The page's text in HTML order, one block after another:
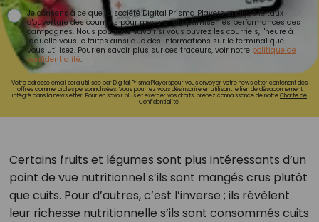
Je consens à ce que la société Digital Prisma Players analyse le taux
d'ouverture des courriels pour mesurer et optimiser les performances des
campagnes. Nous pourrons savoir si vous ouvrez les courriels, l'heure à
laquelle vous le faites ainsi que des informations sur le terminal que
vous utilisez. Pour en savoir plus sur ces traceurs, voir notre politique de
confidentialité.
Votre adresse email sera utilisée par Digital Prisma Playerspour vous envoyer votre newsletter contenant des
offres commerciales personnalisées. Vous pourrez vous désinscrire en utilisant le lien de désabonnement
intégré dans la newsletter. Pour en savoir plus et exercer vos droits, prenez connaissance de notreCharte de
Confidentialité.
Certains fruits et légumes sont plus intéressants d’un
point de vue nutritionnel s’ils sont mangés crus plutôt
que cuits. Pour d’autres, c’est l’inverse ; ils révèlent
leur richesse nutritionnelle s’ils sont consommés cuits